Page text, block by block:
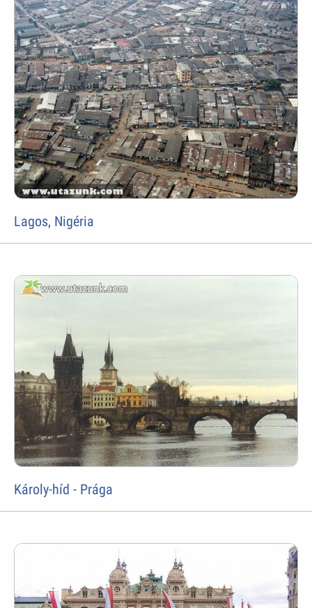
Lagos, Nigéria
Károly-híd - Prága